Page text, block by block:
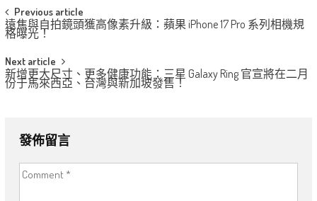
Post
navigation
Previous article
遠焦與自拍鏡頭獲高像素升級：蘋果 iPhone 17 Pro 系列相機規
格曝光！
Next article
新增更大尺寸、更多健康功能：三星 Galaxy Ring 官宣將在二月
份于馬來西亞、台灣與新加坡發售！
發佈留言